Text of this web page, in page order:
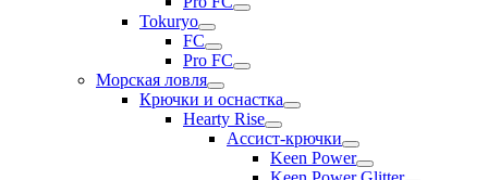
Tokuryo
FC
Pro FC
Морская ловля
Крючки и оснастка
Hearty Rise
Ассист-крючки
Keen Power